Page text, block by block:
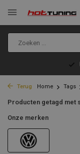
Terug Home Tags
Producten getagd met
Onze merken